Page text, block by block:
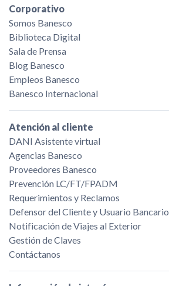
Corporativo
Somos Banesco
Biblioteca Digital
Sala de Prensa
Blog Banesco
Empleos Banesco
Banesco Internacional
Atención al cliente
DANI Asistente virtual
Agencias Banesco
Proveedores Banesco
Prevención LC/FT/FPADM
Requerimientos y Reclamos
Defensor del Cliente y Usuario Bancario
Notificación de Viajes al Exterior
Gestión de Claves
Contáctanos